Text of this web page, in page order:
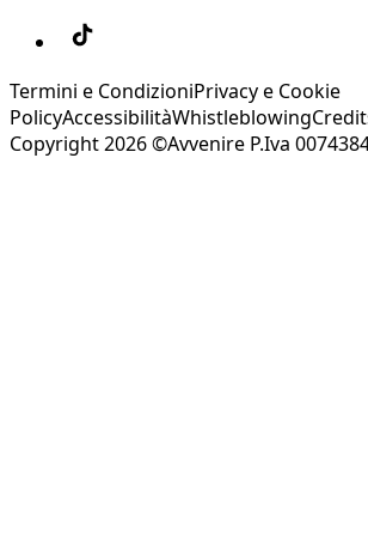
Termini e CondizioniPrivacy e Cookie
PolicyAccessibilitàWhistleblowing
Copyright 2026 ©Avvenire P.Iva